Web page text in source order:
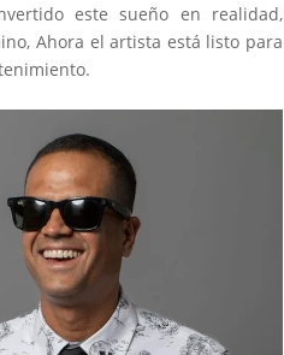
este sueño en realidad,
Ahora el artista está listo para